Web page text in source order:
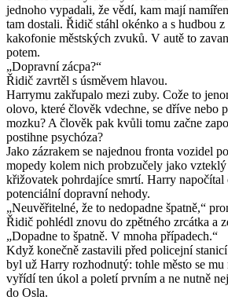
jednoho vypadali, že vědí, kam mají
tam dostali. Řidič stáhl okénko a s hudbou z
kakofonie městských zvuků. V autě to
potem.
„Dopravní zácpa?“
Řidič zavrtěl s úsměvem hlavou.
Harrymu zakřupalo mezi zuby. Cože to
olovo, které člověk vdechne, se dříve nebo
mozku? A člověk pak kvůli tomu začne
postihne psychóza?
Jako zázrakem se najednou fronta vozidel
mopedy kolem nich probzučely jako
křižovatek pohrdajíce smrtí. Harry napočítal
potenciální dopravní nehody.
„Neuvěřitelné, že to nedopadne špatně,“
Řidič pohlédl znovu do zpětného zrcátka a
„Dopadne to špatně. V mnoha případech.“
Když konečně zastavili před policejní
byl už Harry rozhodnutý: tohle město se
vyřídí ten úkol a poletí prvním a ne nutně
do Osla.